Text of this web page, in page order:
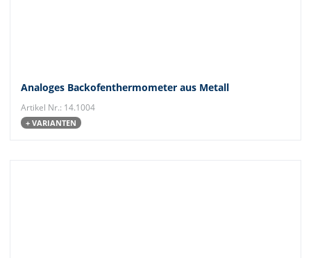
Analoges Backofenthermometer aus Metall
Artikel Nr.: 14.1004
+ VARIANTEN